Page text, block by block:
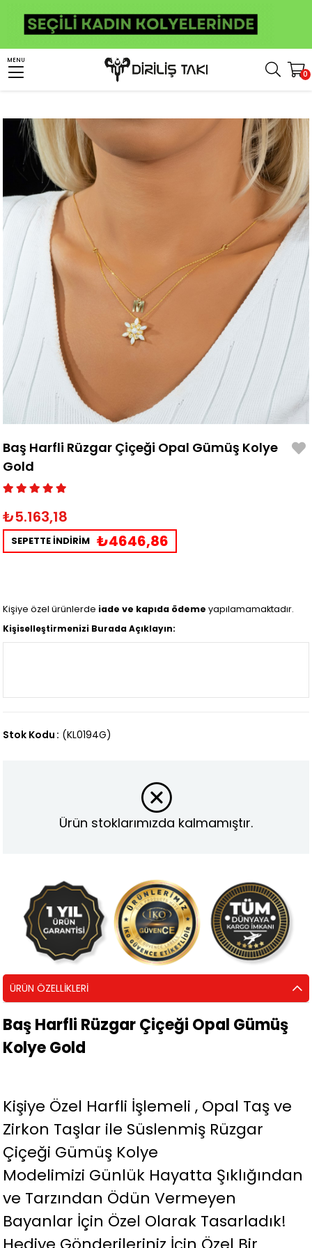
MENU
0
Kadın Gümüş Takı Kadın Kolye
Baş Harfli Rüzgar Çiçeği Opal Gümüş Kolye Gold
Baş Harfli Rüzgar Çiçeği Opal Gümüş Kolye
Gold
₺5.163,18
SEPETTE İNDİRİM ₺4646,86
Kişiye özel ürünlerde iade ve kapıda ödeme yapılamamaktadır.
Kişiselleştirmenizi Burada Açıklayın:
Stok Kodu (KL0194G)
Ürün stoklarımızda kalmamıştır.
ÜRÜN ÖZELLIKLERI
Baş Harfli Rüzgar Çiçeği Opal Gümüş
Kolye Gold
Kişiye Özel Harfli İşlemeli , Opal Taş ve
Zirkon Taşlar ile Süslenmiş Rüzgar
Çiçeği Gümüş Kolye
Modelimizi Günlük Hayatta Şıklığından
ve Tarzından Ödün Vermeyen
Bayanlar İçin Özel Olarak Tasarladık!